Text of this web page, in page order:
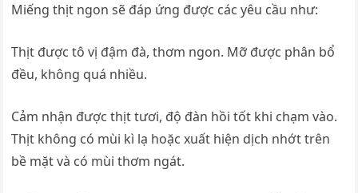
Miếng thịt ngon sẽ đáp ứng được các yêu cầu như:
Thịt được tô vị đậm đà, thơm ngon. Mỡ được phân bổ
đều, không quá nhiều.
Cảm nhận được thịt tươi, độ đàn hồi tốt khi chạm vào.
Thịt không có mùi kì lạ hoặc xuất hiện dịch nhớt trên
bề mặt và có mùi thơm ngát.